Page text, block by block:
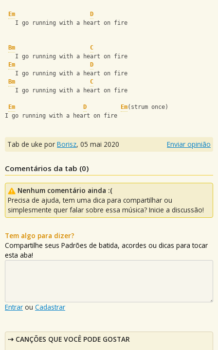
Em
D
   I go running with a heart on fire
Bm
C
   I go running with a heart on fire
Em
D
   I go running with a heart on fire
Bm
C
   I go running with a heart on fire
Em D Em(strum once)
I go running with a heart on fire
Tab de uke por Borisz, 05 mai 2020 Enviar opinião
Comentários da tab (0)
Nenhum comentário ainda :(
Precisa de ajuda, tem uma dica para compartilhar ou
simplesmente quer falar sobre essa música? Inicie a discussão!
Tem algo para dizer?
Compartilhe seus Padrões de batida, acordes ou dicas para tocar
esta aba!
Entrar ou Cadastrar
CANÇÕES QUE VOCÊ PODE GOSTAR